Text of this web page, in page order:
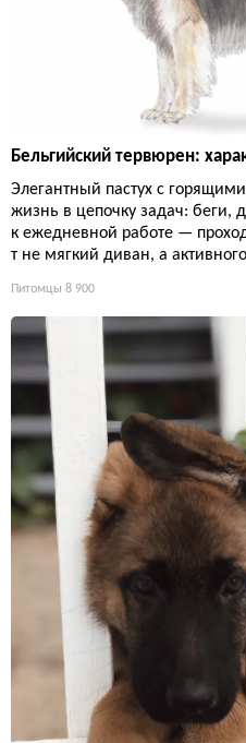
Бельгийский тервюрен:
Элегантный пастух с
жизнь в цепочку задач: беги,
к ежедневной работе —
т не мягкий диван, а
Питомцы 8 900